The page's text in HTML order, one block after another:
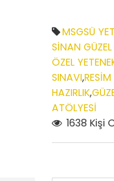
MSGSÜ
SİNAN
ÖZEL
SINAVI,RESİM
HAZIRLIK,
ATÖLYESİ
1638 Kişi